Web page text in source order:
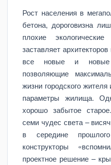
Рост населения в
бетона, дороговизна
плохие
заставляет
все новые и новые
позволяющие
жизни городского
параметры жилища.
хорошо забытое
семи чудес света –
в середине
конструкторы
проектное решение –